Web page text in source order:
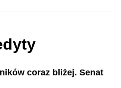
coraz bliżej. Senat